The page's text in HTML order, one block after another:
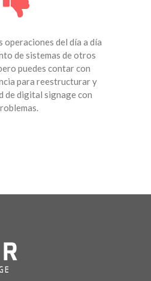
operaciones del día a día
de sistemas de otros
puedes contar con
para reestructurar y
de digital signage con